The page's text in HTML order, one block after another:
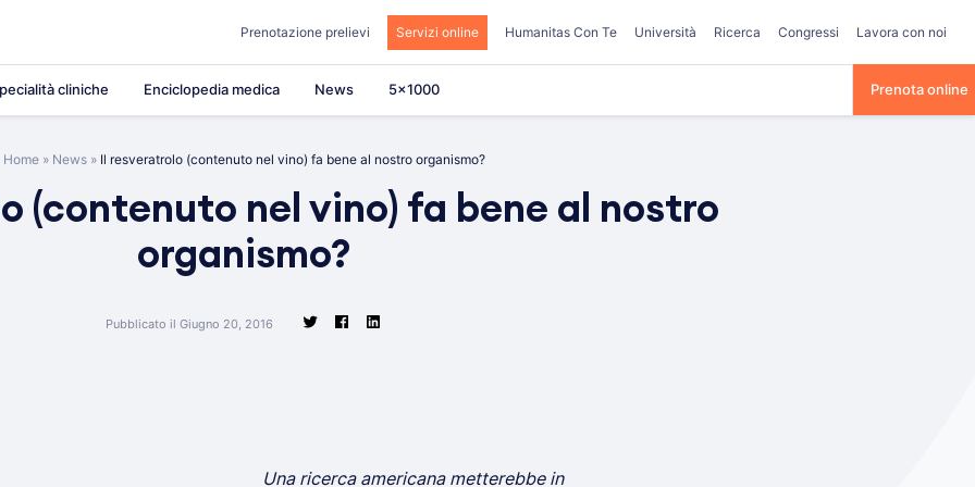
Prenotazione prelievi Servizi online Humanitas Con Te Università Ricerca Congressi Lavora con noi
cliniche Enciclopedia medica News 5×1000 Prenota online
Home» News» Il resveratrolo (contenuto nel vino) fa bene al nostro organismo?
(contenuto nel vino) fa bene al nostro
organismo?
Pubblicato il Giugno 20, 2016
Una ricerca americana metterebbe in